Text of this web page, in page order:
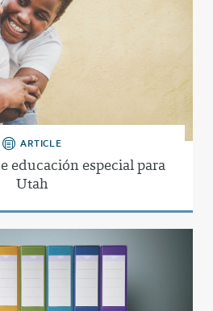
ARTICLE
educación especial para
Utah